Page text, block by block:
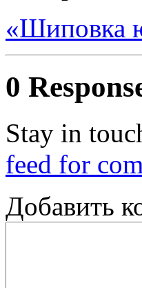
«Шиповка
0
Stay in
feed for
Добавить